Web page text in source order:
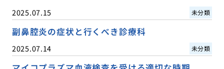
2025.07.15 未分類
副鼻腔炎の症状と行くべき診療科
2025.07.14 未分類